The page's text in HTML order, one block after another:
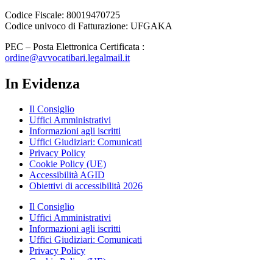
Codice Fiscale: 80019470725
Codice univoco di Fatturazione: UFGAKA
PEC – Posta Elettronica Certificata :
ordine@avvocatibari.legalmail.it
In Evidenza
Il Consiglio
Uffici Amministrativi
Informazioni agli iscritti
Uffici Giudiziari: Comunicati
Privacy Policy
Cookie Policy (UE)
Accessibilità AGID
Obiettivi di accessibilità 2026
Il Consiglio
Uffici Amministrativi
Informazioni agli iscritti
Uffici Giudiziari: Comunicati
Privacy Policy